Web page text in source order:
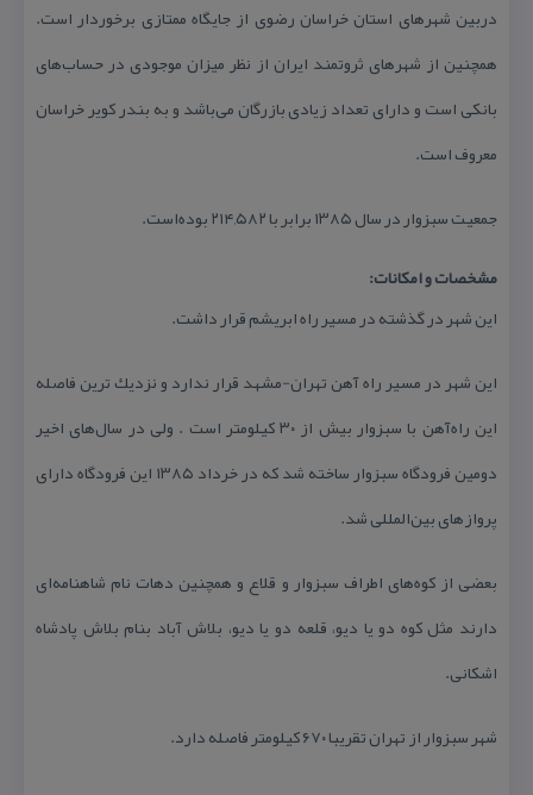
دربین شهرهای استان خراسان رضوی از جایگاه ممتازی برخوردار است.
همچنین از شهرهای ثروتمند ایران از نظر میزان موجودی در حساب‌های
بانكی است و دارای تعداد زیادی بازرگان می‌باشد و به بندر كویر خراسان
معروف است.
جمعیت سبزوار در سال ۱۳۸۵ برابر با ۲۱۴,۵۸۲ بوده‌است.
مشخصات و امكانات:
این شهر در گذشته در مسیر راه ابریشم قرار داشت.
این شهر در مسیر راه آهن تهران-مشهد قرار ندارد و نزدیك‌ ترین فاصله
این راه‌آهن با سبزوار بیش از ۳۰ كیلومتر است . ولی در سال‌های اخیر
دومین فرودگاه سبزوار ساخته شد كه در خرداد ۱۳۸۵ این فرودگاه دارای
پروازهای بین‌المللی شد.
بعضی از كوه‌های اطراف سبزوار و قلاع و همچنین دهات نام شاهنامه‌ای
دارند مثل كوه دو یا دیو، قلعه دو یا دیو، بلاش آباد بنام بلاش پادشاه
اشكانی.
شهر سبزوار از تهران تقریبا ۶۷۰ كیلومتر فاصله دارد.